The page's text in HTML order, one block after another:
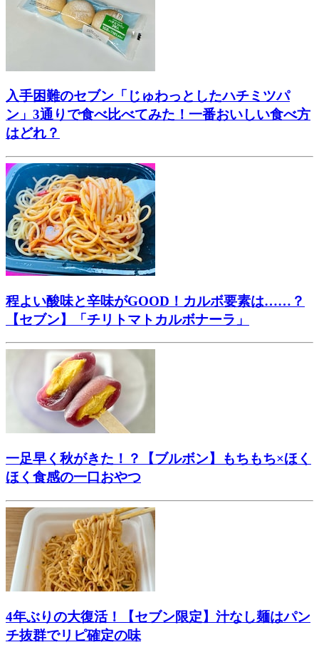
入手困難のセブン「じゅわっとしたハチミツパ
ン」3通りで食べ比べてみた！一番おいしい食べ方
はどれ？
程よい酸味と辛味がGOOD！カルボ要素は……？
【セブン】「チリトマトカルボナーラ」
一足早く秋がきた！？【ブルボン】もちもち×ほく
ほく食感の一口おやつ
4年ぶりの大復活！【セブン限定】汁なし麺はパン
チ抜群でリピ確定の味